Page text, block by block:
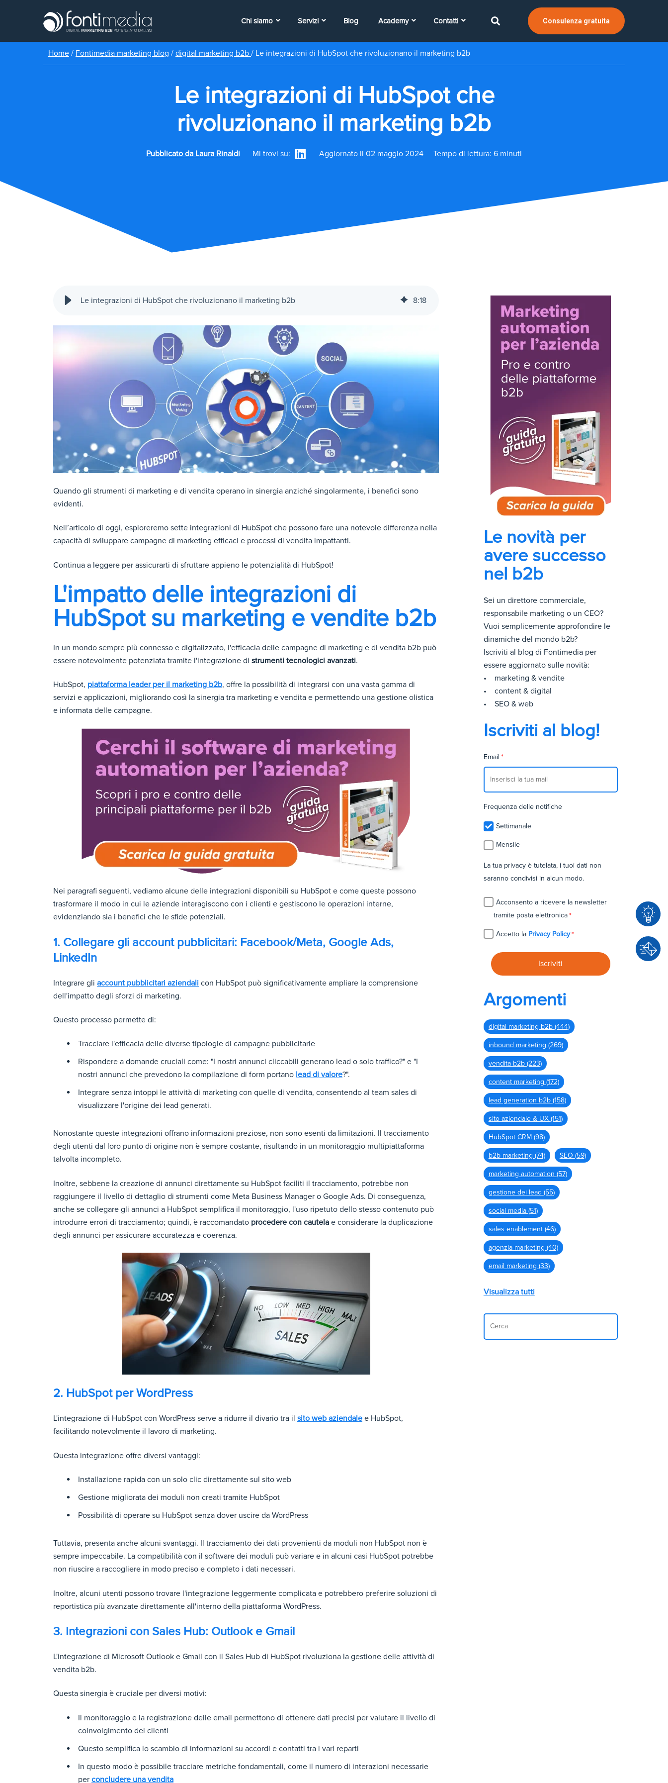
Chi siamo Servizi Blog Academy Contatti Consulenza gratuita
C
o
Home / Fontimedia marketing blog / digital marketing b2b / Le integrazioni di HubSpot che rivoluzionano il marketing b2b
Le integrazioni di HubSpot che
rivoluzionano il marketing b2b
Pubblicato da Laura Rinaldi Mi trovi su: Aggiornato il 02 maggio 2024 Tempo di lettura: 6 minuti
Le integrazioni di HubSpot che rivoluzionano il marketing b2b 8:18
Quando gli strumenti di marketing e di vendita operano in sinergia anziché singolarmente, i benefici sono
evidenti.
Nell’articolo di oggi, esploreremo sette integrazioni di HubSpot che possono fare una notevole differenza nella
capacità di sviluppare campagne di marketing efficaci e processi di vendita impattanti.
Continua a leggere per assicurarti di sfruttare appieno le potenzialità di HubSpot!
L'impatto delle integrazioni di
HubSpot su marketing e vendite b2b
In un mondo sempre più connesso e digitalizzato, l'efficacia delle campagne di marketing e di vendita b2b può
essere notevolmente potenziata tramite l'integrazione di strumenti tecnologici avanzati.
HubSpot, piattaforma leader per il marketing b2b, offre la possibilità di integrarsi con una vasta gamma di
servizi e applicazioni, migliorando così la sinergia tra marketing e vendita e permettendo una gestione olistica
e informata delle campagne.
Nei paragrafi seguenti, vediamo alcune delle integrazioni disponibili su HubSpot e come queste possono
trasformare il modo in cui le aziende interagiscono con i clienti e gestiscono le operazioni interne,
evidenziando sia i benefici che le sfide potenziali.
1. Collegare gli account pubblicitari: Facebook/Meta, Google Ads,
LinkedIn
Integrare gli account pubblicitari aziendali con HubSpot può significativamente ampliare la comprensione
dell'impatto degli sforzi di marketing.
Questo processo permette di:
Tracciare l'efficacia delle diverse tipologie di campagne pubblicitarie
Rispondere a domande cruciali come: "I nostri annunci cliccabili generano lead o solo traffico?" e "I
nostri annunci che prevedono la compilazione di form portano lead di valore?".
Integrare senza intoppi le attività di marketing con quelle di vendita, consentendo al team sales di
visualizzare l'origine dei lead generati.
Nonostante queste integrazioni offrano informazioni preziose, non sono esenti da limitazioni. Il tracciamento
degli utenti dal loro punto di origine non è sempre costante, risultando in un monitoraggio multipiattaforma
talvolta incompleto.
Inoltre, sebbene la creazione di annunci direttamente su HubSpot faciliti il tracciamento, potrebbe non
raggiungere il livello di dettaglio di strumenti come Meta Business Manager o Google Ads. Di conseguenza,
anche se collegare gli annunci a HubSpot semplifica il monitoraggio, l'uso ripetuto dello stesso contenuto può
introdurre errori di tracciamento; quindi, è raccomandato procedere con cautela e considerare la duplicazione
degli annunci per assicurare accuratezza e coerenza.
2. HubSpot per WordPress
L'integrazione di HubSpot con WordPress serve a ridurre il divario tra il sito web aziendale e HubSpot,
facilitando notevolmente il lavoro di marketing.
Questa integrazione offre diversi vantaggi:
Installazione rapida con un solo clic direttamente sul sito web
Gestione migliorata dei moduli non creati tramite HubSpot
Possibilità di operare su HubSpot senza dover uscire da WordPress
Tuttavia, presenta anche alcuni svantaggi. Il tracciamento dei dati provenienti da moduli non HubSpot non è
sempre impeccabile. La compatibilità con il software dei moduli può variare e in alcuni casi HubSpot potrebbe
non riuscire a raccogliere in modo preciso e completo i dati necessari.
Inoltre, alcuni utenti possono trovare l'integrazione leggermente complicata e potrebbero preferire soluzioni di
reportistica più avanzate direttamente all'interno della piattaforma WordPress.
3. Integrazioni con Sales Hub: Outlook e Gmail
L'integrazione di Microsoft Outlook e Gmail con il Sales Hub di HubSpot rivoluziona la gestione delle attività di
vendita b2b.
Questa sinergia è cruciale per diversi motivi:
Il monitoraggio e la registrazione delle email permettono di ottenere dati precisi per valutare il livello di
coinvolgimento dei clienti
Questo semplifica lo scambio di informazioni su accordi e contatti tra i vari reparti
In questo modo è possibile tracciare metriche fondamentali, come il numero di interazioni necessarie
per concludere una vendita
Le novità per
avere successo
nel b2b
Sei un direttore commerciale,
responsabile marketing o un CEO?
Vuoi semplicemente approfondire le
dinamiche del mondo b2b?
Iscriviti al blog di Fontimedia per
essere aggiornato sulle novità:
• marketing & vendite
• content & digital
• SEO & web
Iscriviti al blog!
Email *
Frequenza delle notifiche
Settimanale
Mensile
La tua privacy è tutelata, i tuoi dati non
saranno condivisi in alcun modo.
Acconsento a ricevere la newsletter
tramite posta elettronica*
Accetto la Privacy Policy*
Argomenti
digital marketing b2b (444)
inbound marketing (269)
vendita b2b (223)
content marketing (172)
lead generation b2b (158)
sito aziendale & UX (151)
HubSpot CRM (98)
b2b marketing (74) SEO (59)
marketing automation (57)
gestione dei lead (55)
social media (51)
sales enablement (46)
agenzia marketing (40)
email marketing (33)
Visualizza tutti